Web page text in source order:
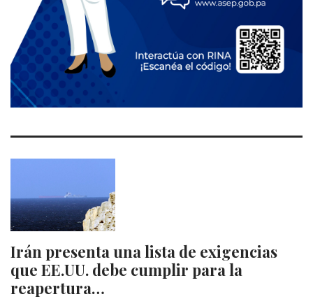
Irán presenta una lista de exigencias
que EE.UU. debe cumplir para la
reapertura…